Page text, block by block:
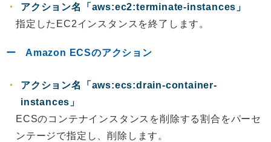
アクション名「aws:ec2:terminate-instances」
指定したEC2インスタンスを終了します。
Amazon ECSのアクション
アクション名「aws:ecs:drain-container-
instances」
ECSのコンテナインスタンスを削除する割合をパーセ
ンテージで指定し、削除します。